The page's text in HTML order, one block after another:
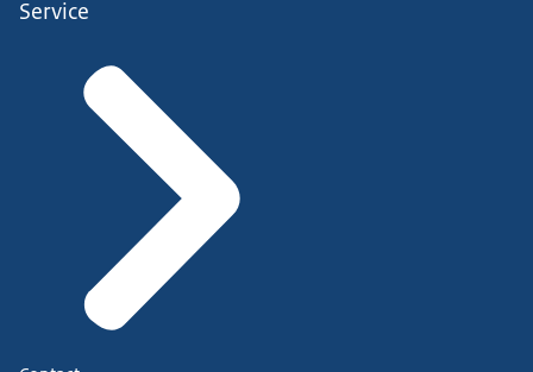
Service